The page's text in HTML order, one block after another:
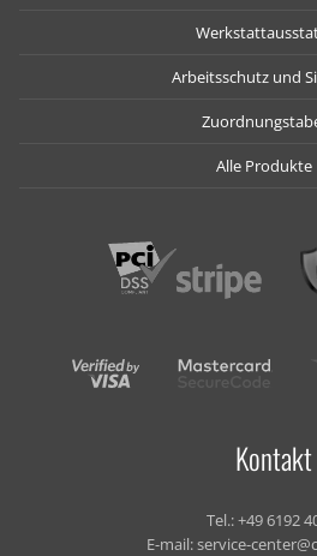
Arbeitsschutz und
Alle Produkte
Kontakt
Tel.:+49 6192
E-mail:service-